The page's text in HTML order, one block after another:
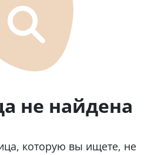
не найдена
которую вы ищете, не